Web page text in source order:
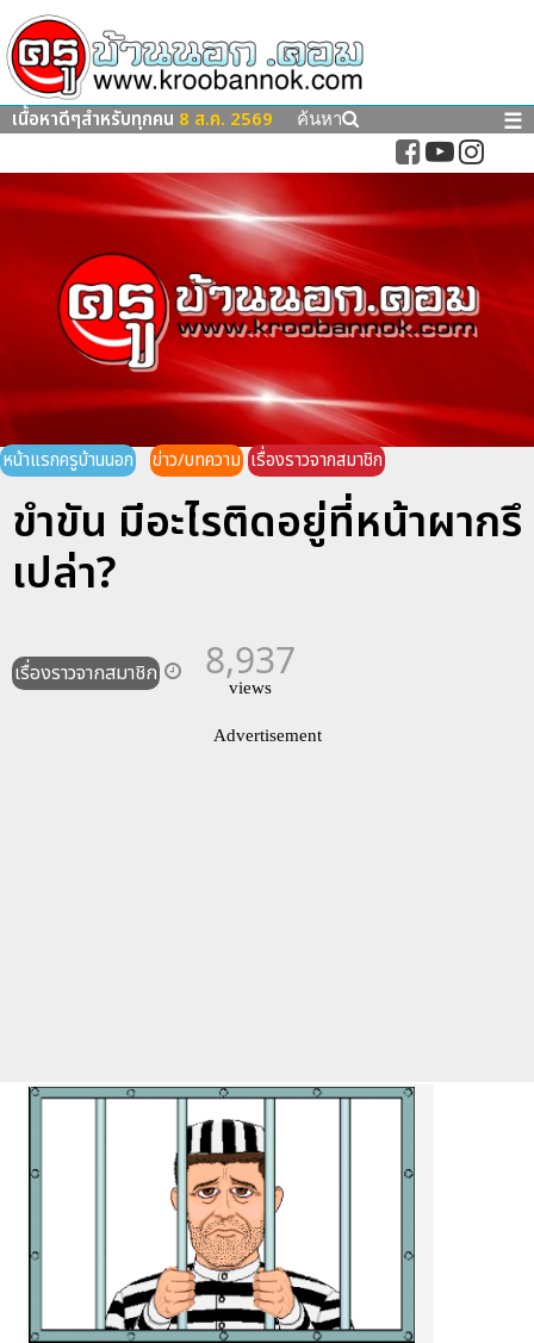
เนื้อหาดีๆสำหรับทุกคน 8 ส.ค. 2569 ค้นหา ☰
หน้าแรกครูบ้านนอก ข่าว/บทความ เรื่องราวจากสมาชิก
ขำขัน มีอะไรติดอยู่ที่หน้าผากรึ
เปล่า?
เรื่องราวจากสมาชิก 8,937
views
Advertisement